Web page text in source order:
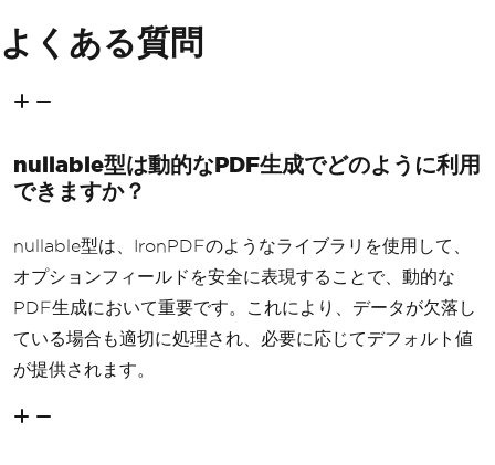
よくある質問
nullable型は動的なPDF生成でどのように利用
できますか？
nullable型は、IronPDFのようなライブラリを使用して、
オプションフィールドを安全に表現することで、動的な
PDF生成において重要です。これにより、データが欠落し
ている場合も適切に処理され、必要に応じてデフォルト値
が提供されます。